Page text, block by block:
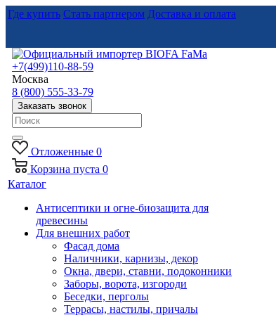
Где купить Стать партнером Доставка и оплата
+7(499)110-88-59
Москва
8 (800) 555-33-79
Заказать звонок
Отложенные 0
Корзина пуста 0
Каталог
Антисептики и огне-биозащита для
древесины
Для внешних работ
Фасад дома
Наличники, карнизы, декор
Окна, двери, ставни, подоконники
Заборы, ворота, изгороди
Беседки, перголы
Террасы, настилы, причалы